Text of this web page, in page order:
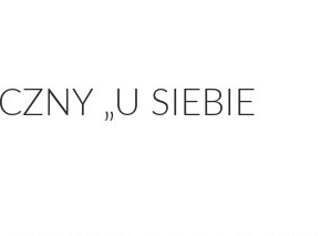
„U SIEBIE